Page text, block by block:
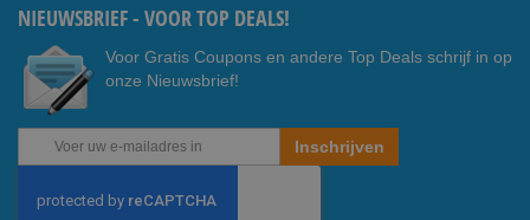
NIEUWSBRIEF - VOOR TOP DEALS!
Voor Gratis Coupons en andere Top Deals schrijf in op
onze Nieuwsbrief!
Abonneer
u
onze
Inschrijven